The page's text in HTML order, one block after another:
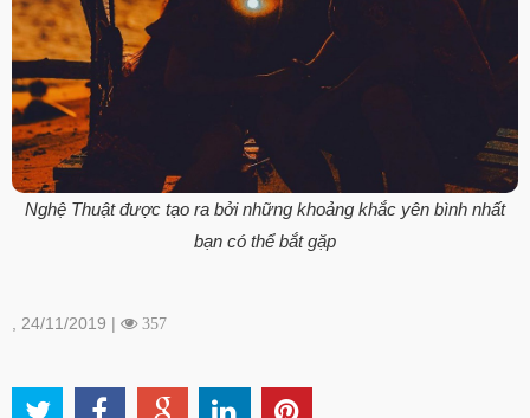
Nghệ Thuật được tạo ra bởi những khoảng khắc yên bình nhất
bạn có thể bắt gặp
, 24/11/2019 | 357